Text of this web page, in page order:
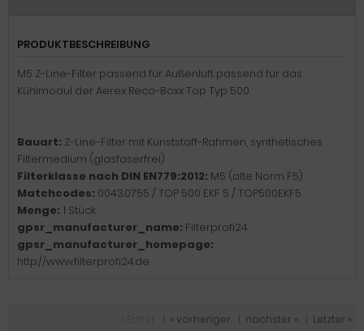
PRODUKTBESCHREIBUNG
M5 Z-Line-Filter passend für Außenluft passend für das
Kühlmodul der Aerex Reco-Boxx Top Typ 500.
Bauart: Z-Line-Filter mit Kunststoff-Rahmen, synthetisches
Filtermedium (glasfaserfrei)
Filterklasse nach DIN EN779:2012: M5 (alte Norm F5)
Matchcodes: 0043.0755 / TOP 500 EKF 5 / TOP500EKF5
Menge: 1 Stück
gpsr_manufacturer_name: Filterprofi24
gpsr_manufacturer_homepage:
http://www.filterprofi24.de
« vorheriger nächster » Letzter »